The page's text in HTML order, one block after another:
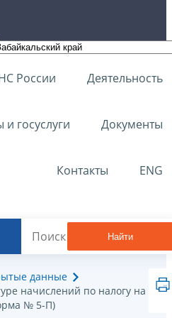
России Деятельность
и госуслуги Документы
Контакты ENG
Найти
данные
начислений по налогу на
№ 5-П)